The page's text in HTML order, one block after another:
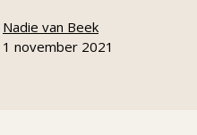
Nadie van Beek
1 november 2021